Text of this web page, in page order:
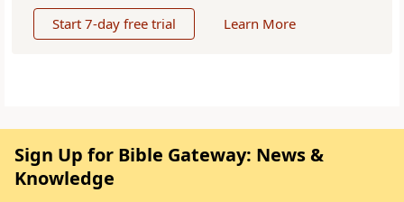
Start 7-day free trial Learn More
Sign Up for Bible Gateway: News &
Knowledge